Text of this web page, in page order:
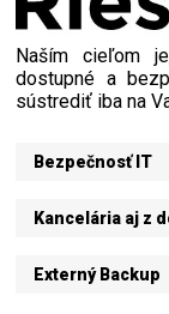
Naším cieľom
dostupné a
sústrediť iba na
Bezpečnosť IT
Kancelária aj z
Externý Backup